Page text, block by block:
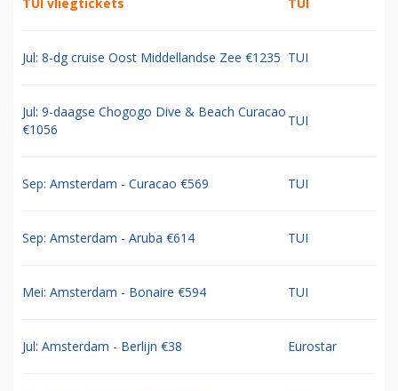
Jul: 8-dg cruise Oost Middellandse Zee €1235 TUI
Jul: 9-daagse Chogogo Dive & Beach Curacao
€1056
TUI
Sep: Amsterdam - Curacao €569 TUI
Sep: Amsterdam - Aruba €614 TUI
Mei: Amsterdam - Bonaire €594 TUI
Jul: Amsterdam - Berlijn €38 Eurostar